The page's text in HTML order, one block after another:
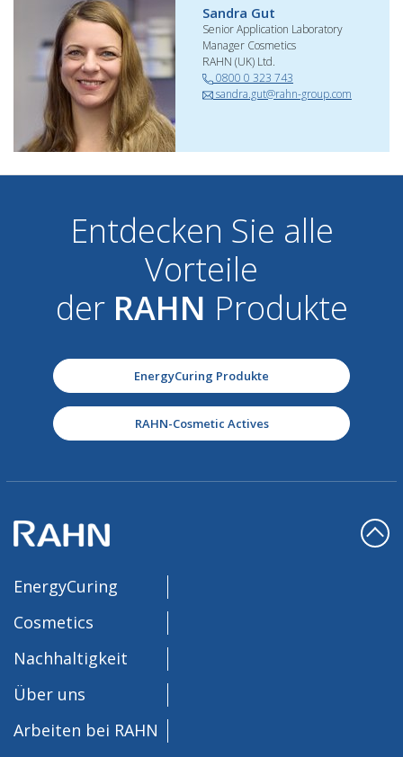
Sandra Gut
Senior Application Laboratory
Manager Cosmetics
RAHN (UK) Ltd.
0800 0 323 743
sandra.gut@rahn-group.com
Entdecken Sie alle
Vorteile
der RAHN Produkte
EnergyCuring Produkte
RAHN-Cosmetic Actives
EnergyCuring
Cosmetics
Nachhaltigkeit
Über uns
Arbeiten bei RAHN